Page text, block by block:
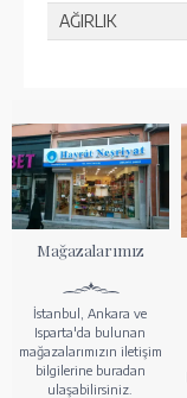
AĞIRLIK
Mağazalarımız
İstanbul, Ankara ve
Isparta'da bulunan
mağazalarımızın iletişim
bilgilerine buradan
ulaşabilirsiniz.